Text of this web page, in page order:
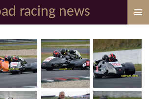
racing news